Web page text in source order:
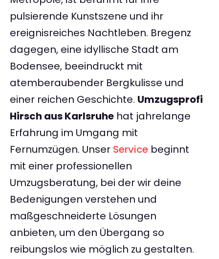
pulsierende Kunstszene und ihr
ereignisreiches Nachtleben. Bregenz
dagegen, eine idyllische Stadt am
Bodensee, beeindruckt mit
atemberaubender Bergkulisse und
einer reichen Geschichte. Umzugsprofi
Hirsch aus Karlsruhe hat jahrelange
Erfahrung im Umgang mit
Fernumzügen. Unser Service beginnt
mit einer professionellen
Umzugsberatung, bei der wir deine
Bedenigungen verstehen und
maßgeschneiderte Lösungen
anbieten, um den Übergang so
reibungslos wie möglich zu gestalten.